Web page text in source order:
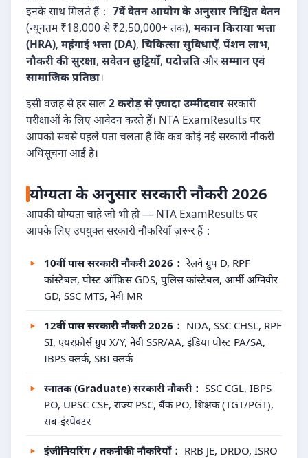
इनके साथ मिलते हैं： 7वें वेतन आयोग के अनुसार निश्चित वेतन
(न्यूनतम ₹18,000 से ₹2,50,000+ तक), मकान किराया भत्ता
(HRA), महंगाई भत्ता (DA), चिकित्सा सुविधाएँ, पेंशन लाभ,
नौकरी की सुरक्षा, सवेतन छुट्टियाँ, पदोन्नतिऔरसम्मान एवं
सामाजिक प्रतिष्ठा।
इसी वजह से हर साल2 करोड़ से ज़्यादा उम्मीदवारसरकारी
परीक्षाओं के लिए आवेदन करते हैं। NTA ExamResults पर
आपको सबसे पहले पता चलता है कि कब कोई नई सरकारी नौकरी
अधिसूचना आई है।
योग्यता के अनुसार सरकारी नौकरी 2026
आपकी योग्यता चाहे जो भी हो — NTA ExamResults पर
आपके लिए उपयुक्त सरकारी नौकरियाँ ज़रूर हैं：
10वीं पास सरकारी नौकरी 2026： रेलवे ग्रुप D, RPF
कांस्टेबल, पोस्ट ऑफ़िस GDS, पुलिस कांस्टेबल, आर्मी अग्निवीर
GD, SSC MTS, नेवी MR
12वीं पास सरकारी नौकरी 2026： NDA, SSC CHSL, RPF
SI, एयरफ़ोर्स ग्रुप X/Y, नेवी SSR/AA, इंडिया पोस्ट PA/SA,
IBPS क्लर्क, SBI क्लर्क
स्नातक (Graduate) सरकारी नौकरी： SSC CGL, IBPS
PO, UPSC CSE, राज्य PSC, बैंक PO, शिक्षक (TGT/PGT),
सब-इंस्पेक्टर
इंजीनियरिंग / तकनीकी नौकरियाँ： RRB JE, DRDO, ISRO